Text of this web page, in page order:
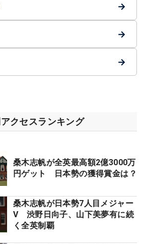
→
→
→
クセスランキング
桑木志帆が全英最高額2億3000万
円ゲット 日本勢の獲得賞金は？
桑木志帆が日本勢7人目メジャー
V 渋野日向子、山下美夢有に続
く全英制覇